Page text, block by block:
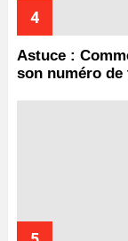
Astuce :
son numéro de